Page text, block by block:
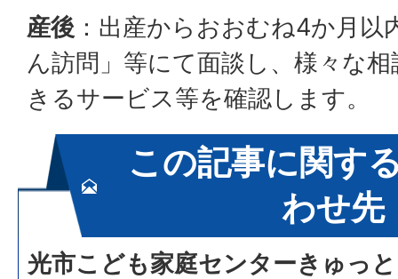
産後 ：出産からおおむね4か月以
ん訪問」等にて面談し、様々な
きるサービス等を確認します。
この記事に関す
わせ先
光市こども家庭センターきゅっ